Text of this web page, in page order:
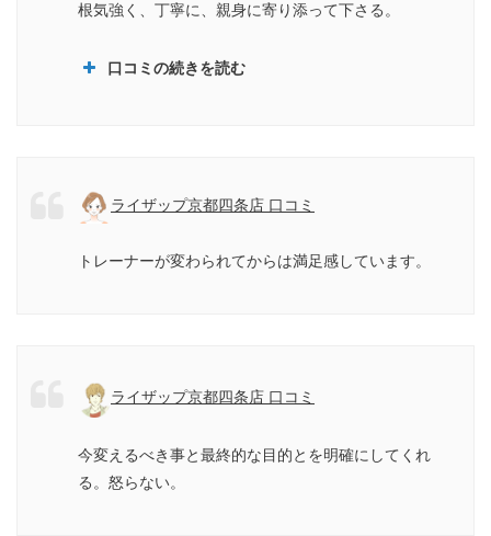
根気強く、丁寧に、親身に寄り添って下さる。
口コミの続きを読む
ライザップ京都四条店 口コミ
トレーナーが変わられてからは満足感しています。
ライザップ京都四条店 口コミ
今変えるべき事と最終的な目的とを明確にしてくれ
る。怒らない。